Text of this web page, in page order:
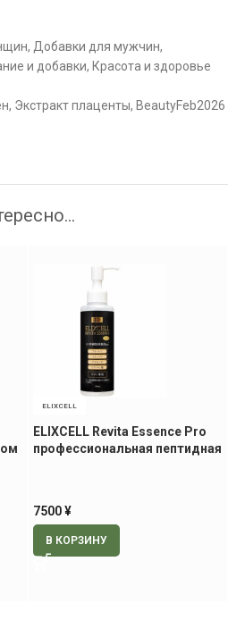
, Добавки для мужчин,
и добавки, Красота и здоровье
, Экстракт плаценты, BeautyFeb2026
ELIXCELL
ELIXCELL Revita Essence Pro
профессиональная пептидная
7500¥
В КОРЗИНУ